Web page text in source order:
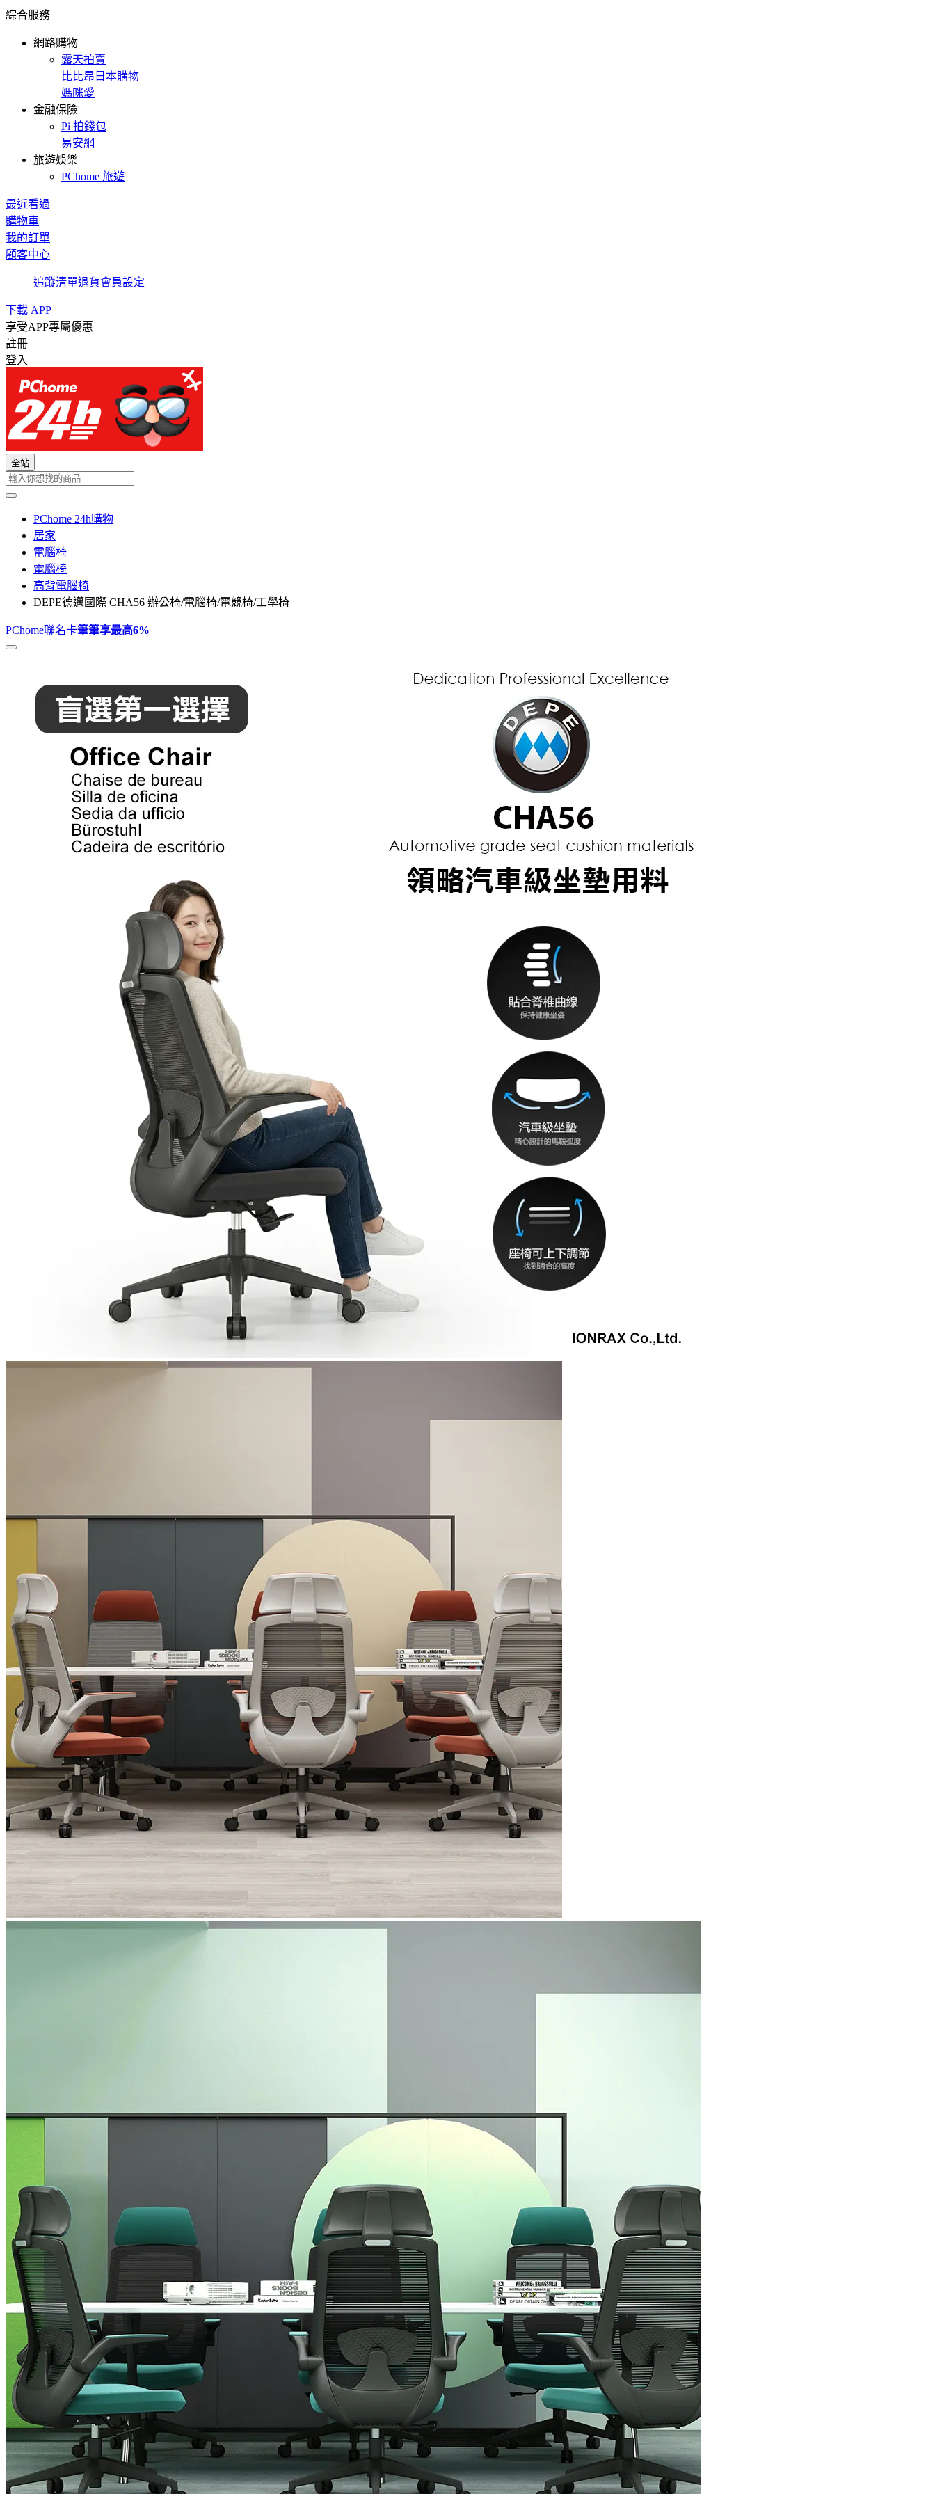
綜合服務
網路購物
露天拍賣
比比昂日本購物
媽咪愛
金融保險
Pi 拍錢包
易安網
旅遊娛樂
PChome 旅遊
最近看過
購物車
我的訂單
顧客中心
追蹤清單退貨會員設定
下載 APP
享受APP專屬優惠
註冊
登入
全站
PChome 24h購物
居家
電腦椅
電腦椅
高背電腦椅
DEPE德邁國際 CHA56 辦公椅/電腦椅/電競椅/工學椅
PChome聯名卡筆筆享最高6%